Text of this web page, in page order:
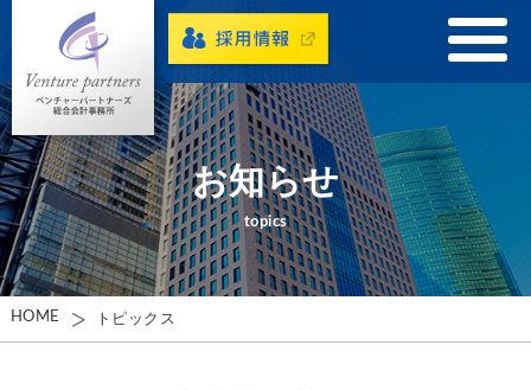
お知らせ
topics
HOME トピックス